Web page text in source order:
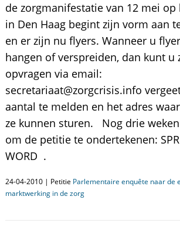
de zorgmanifestatie van 12 mei op
in Den Haag begint zijn vorm aan
en er zijn nu flyers. Wanneer u
hangen of verspreiden, dan kunt u
opvragen via email:
secretariaat@zorgcrisis.info
aantal te melden en het adres
ze kunnen sturen. Nog drie
om de petitie te ondertekenen:
WORD .
24-04-2010 | Petitie Parlementaire enquête naar de
marktwerking in de zorg